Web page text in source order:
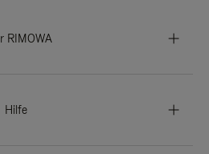
RIMOWA
Hilfe